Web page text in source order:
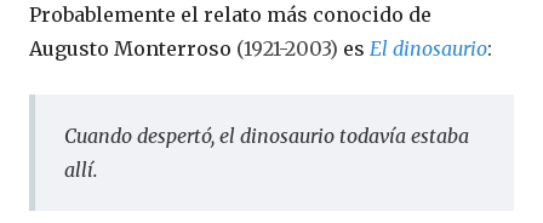
Probablemente el relato más conocido de
Augusto Monterroso (1921-2003) es El dinosaurio:
Cuando despertó, el dinosaurio todavía estaba
allí.